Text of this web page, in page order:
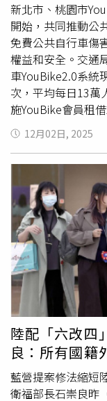
新北市、桃園市
開始，共同推動公
免費公共自行車傷
權益和安全。交通
車YouBike2.0系統
次，平均每日13萬
施YouBike會員租
動輔助自行車需先
公共自行車傷害險
出，公共自行車傷
費，建議民眾下載
車傷害險」專區
亡、失能及住院時
理賠。去年7月至
賠，較前一年同期
年1月起，新北市
面納保 制度，
才能租借騎乘
臨時會員，在信用
才可借車。交通局
YouBike官網或下
車傷害險投保專區
同一人，以免喪失
12月02日, 2025
陸配「六改
良：所有國籍
藍營提案修法縮短
衛福部長石崇良昨